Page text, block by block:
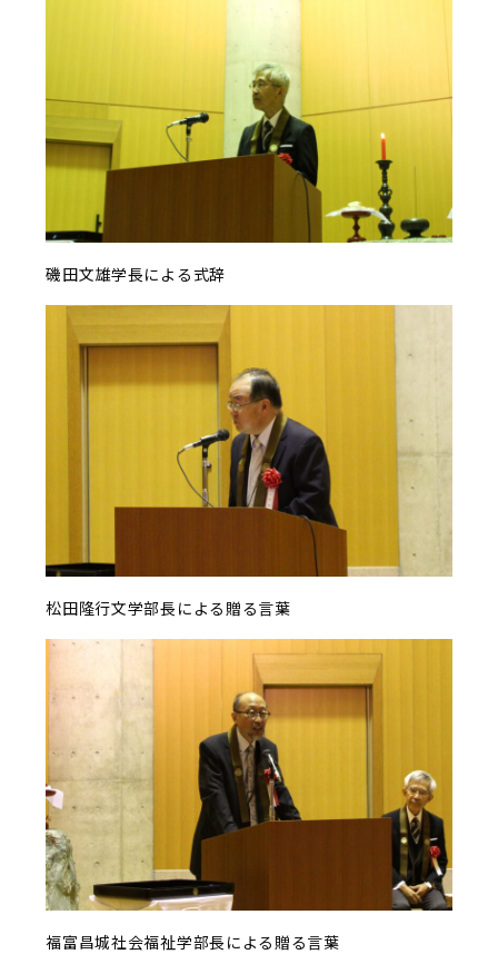
磯田文雄学長による式辞
松田隆行文学部長による贈る言葉
福富昌城社会福祉学部長による贈る言葉